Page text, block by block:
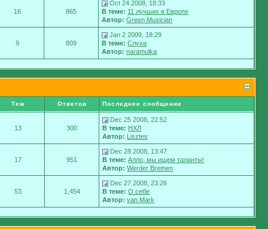
16 865
Oct 24 2008, 18:33
В теме: 11 лучших в Европе
Автор: Green Musician
9 809
Jan 2 2009, 18:29
В теме: Слухи
Автор: naramulka
Тем Ответов Последнее сообщение
13 300
Dec 25 2008, 22:52
В теме: НХЛ
Автор: Lisztes
17 951
Dec 28 2008, 13:47
В теме: Алло, мы ищем таланты!
Автор: Werder Bremen
53 1,454
Dec 27 2008, 23:26
В теме: О себе
Автор: van Mark